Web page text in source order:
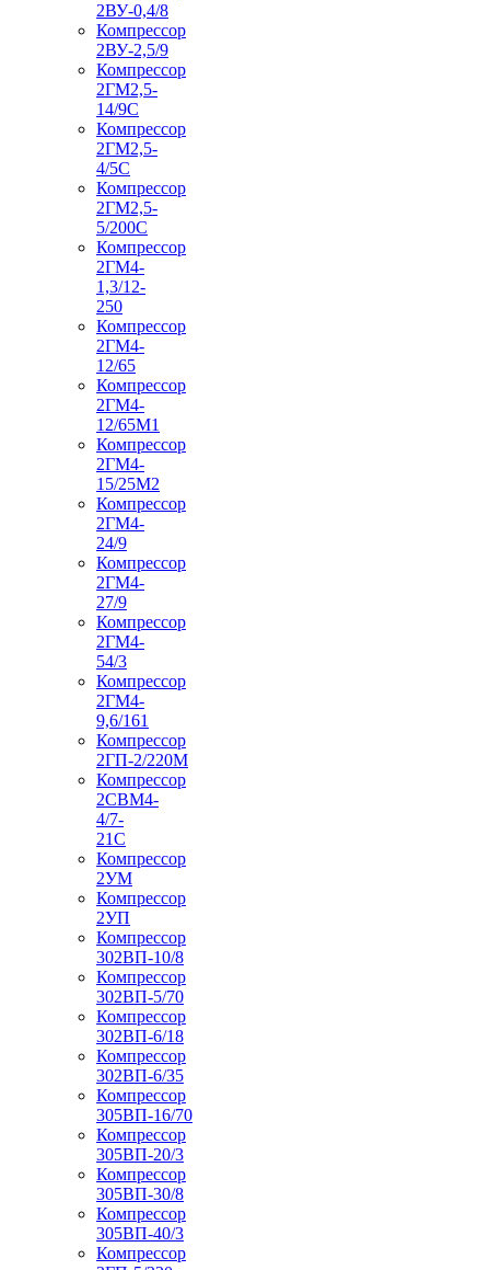
2ВУ-0,4/8
Компрессор
2ВУ-2,5/9
Компрессор
2ГМ2,5-
14/9С
Компрессор
2ГМ2,5-
4/5С
Компрессор
2ГМ2,5-
5/200С
Компрессор
2ГМ4-
1,3/12-
250
Компрессор
2ГМ4-
12/65
Компрессор
2ГМ4-
12/65М1
Компрессор
2ГМ4-
15/25М2
Компрессор
2ГМ4-
24/9
Компрессор
2ГМ4-
27/9
Компрессор
2ГМ4-
54/3
Компрессор
2ГМ4-
9,6/161
Компрессор
2ГП-2/220М
Компрессор
2СВМ4-
4/7-
21С
Компрессор
2УМ
Компрессор
2УП
Компрессор
302ВП-10/8
Компрессор
302ВП-5/70
Компрессор
302ВП-6/18
Компрессор
302ВП-6/35
Компрессор
305ВП-16/70
Компрессор
305ВП-20/3
Компрессор
305ВП-30/8
Компрессор
305ВП-40/3
Компрессор